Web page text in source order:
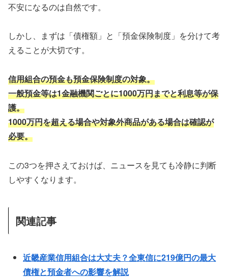
不安になるのは自然です。
しかし、まずは「債権額」と「預金保険制度」を分けて考
えることが大切です。
信用組合の預金も預金保険制度の対象。
一般預金等は1金融機関ごとに1000万円までと利息等が保
護。
1000万円を超える場合や対象外商品がある場合は確認が
必要。
この3つを押さえておけば、ニュースを見ても冷静に判断
しやすくなります。
関連記事
近畿産業信用組合は大丈夫？全東信に219億円の最大
債権と預金者への影響を解説